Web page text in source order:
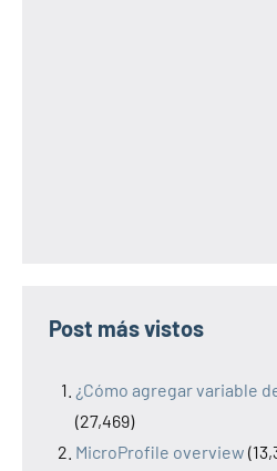
Post más vistos
¿Cómo agregar variable
(27,469)
MicroProfile overview